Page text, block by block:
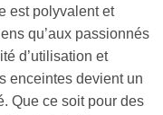
est polyvalent et
qu’aux passionnés
d’utilisation et
enceintes devient un
Que ce soit pour des